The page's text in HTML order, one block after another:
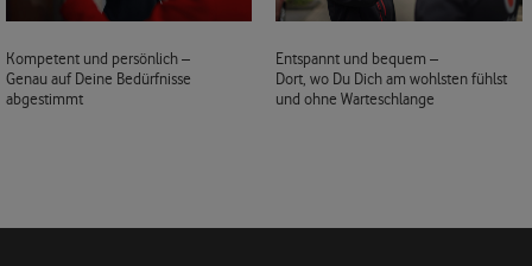
Kompetent und persönlich –
Genau auf Deine Bedürfnisse
abgestimmt
Entspannt und bequem –
Dort, wo Du Dich am wohlsten fühlst
und ohne Warteschlange